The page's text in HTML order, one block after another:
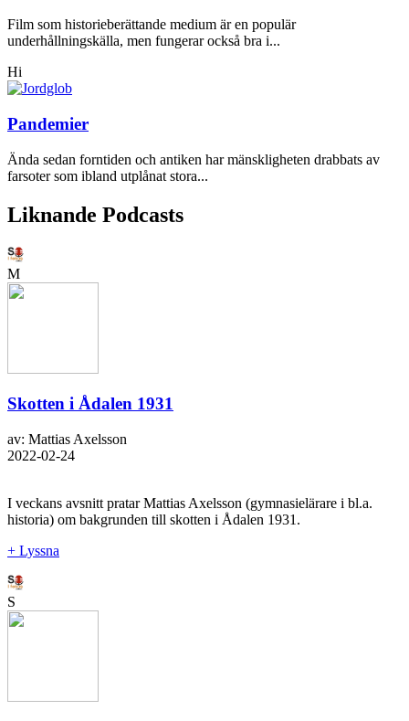
Film som historieberättande medium är en populär
underhållningskälla, men fungerar också bra i...
Hi
Pandemier
Ända sedan forntiden och antiken har mänskligheten drabbats av
farsoter som ibland utplånat stora...
Liknande Podcasts
M
Skotten i Ådalen 1931
av: Mattias Axelsson
2022-02-24
I veckans avsnitt pratar Mattias Axelsson (gymnasielärare i bl.a.
historia) om bakgrunden till skotten i Ådalen 1931.
+ Lyssna
S